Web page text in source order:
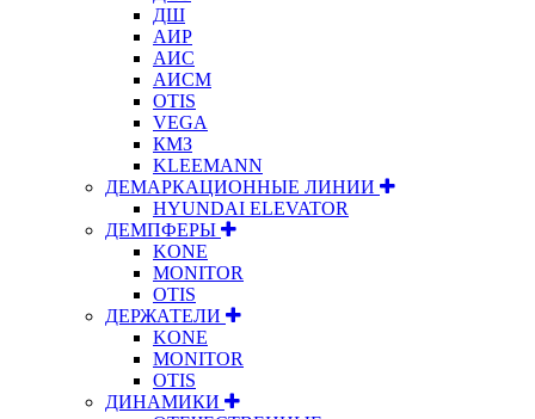
ДШ
АИР
АИС
АИСМ
OTIS
VEGA
КМЗ
KLEEMANN
ДЕМАРКАЦИОННЫЕ ЛИНИИ
HYUNDAI ELEVATOR
ДЕМПФЕРЫ
KONE
MONITOR
OTIS
ДЕРЖАТЕЛИ
KONE
MONITOR
OTIS
ДИНАМИКИ